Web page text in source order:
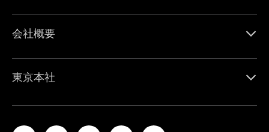
会社概要
東京本社